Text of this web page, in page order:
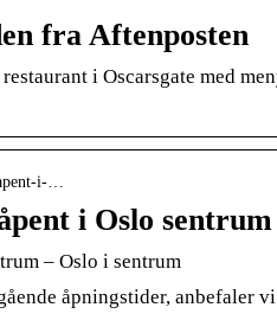
fra Aftenposten
i Oscarsgate med
i-…
i Oslo sentrum
– Oslo i sentrum
åpningstider, anbefaler